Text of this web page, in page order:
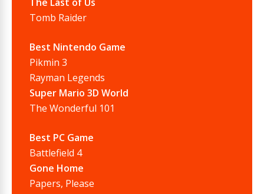
Tomb Raider
Best Nintendo Game
Pikmin 3
Rayman Legends
Super Mario 3D World
The Wonderful 101
Best PC Game
Battlefield 4
Gone Home
Papers, Please